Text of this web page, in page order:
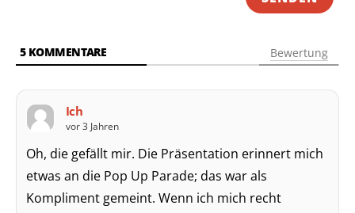
5KOMMENTARE Bewertung
Ich
vor 3 Jahren
Oh, die gefällt mir. Die Präsentation erinnert mich
etwas an die Pop Up Parade; das war als
Kompliment gemeint. Wenn ich mich recht